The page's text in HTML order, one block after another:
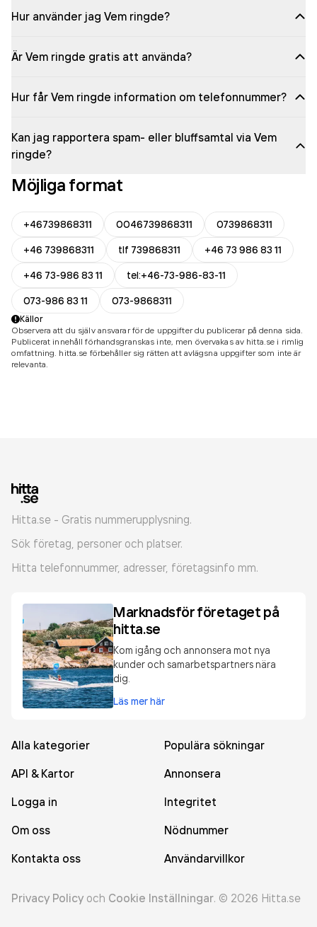
Hur använder jag Vem ringde?
Är Vem ringde gratis att använda?
Hur får Vem ringde information om telefonnummer?
Kan jag rapportera spam- eller bluffsamtal via Vem
ringde?
Möjliga format
+46739868311 0046739868311
0739868311
+46 739868311
tlf 739868311
+46 73 986 83 11
+46 73-986 83 11
tel:+46-73-986-83-11
073-986 83 11
073-9868311
Källor
Observera att du själv ansvarar för de uppgifter du publicerar på denna sida.
Publicerat innehåll förhandsgranskas inte, men övervakas av hitta.se i rimlig
omfattning. hitta.se förbehåller sig rätten att avlägsna uppgifter som inte är
relevanta.
Hitta.se - Gratis nummerupplysning.
Sök företag, personer och platser.
Hitta telefonnummer, adresser, företagsinfo mm.
Marknadsför företaget på
hitta.se
Kom igång och annonsera mot nya
kunder och samarbetspartners nära
dig.
Läs mer här
Alla kategorier
Populära sökningar
API & Kartor
Annonsera
Logga in
Integritet
Om oss
Nödnummer
Kontakta oss
Användarvillkor
Privacy Policy och Cookie Inställningar. © 2026 Hitta.se